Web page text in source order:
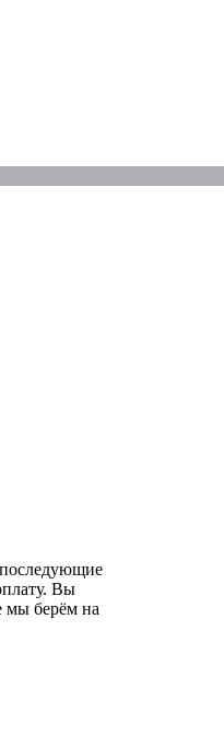
последующие
Вы
мы берём на